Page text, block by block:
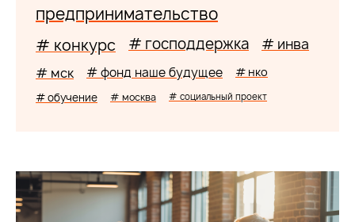
предпринимательство
# конкурс # господдержка # инва
# мск # фонд наше будущее # нко
# обучение # москва # социальный проект